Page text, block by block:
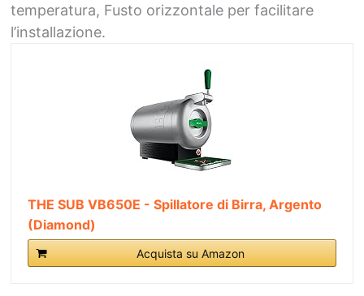
temperatura, Fusto orizzontale per facilitare
l’installazione.
THE SUB VB650E - Spillatore di Birra, Argento
(Diamond)
Acquista su Amazon